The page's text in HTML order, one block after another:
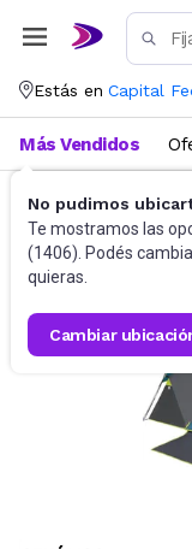
Estás en Capital
No pudimos
Te mostramos las
(1406). Podés
quieras.
cambiar
Más Vendidos
Camping y Aire